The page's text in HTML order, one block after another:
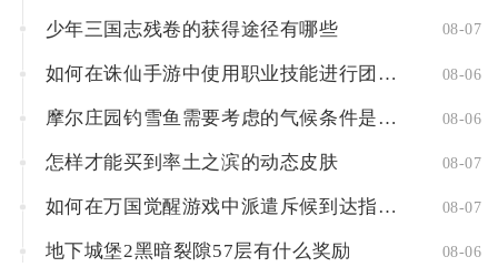
少年三国志残卷的获得途径有哪些 08-07
如何在诛仙手游中使用职业技能进行团队配合 08-06
摩尔庄园钓雪鱼需要考虑的气候条件是什么 08-06
怎样才能买到率土之滨的动态皮肤 08-07
如何在万国觉醒游戏中派遣斥候到达指定地点 08-07
地下城堡2黑暗裂隙57层有什么奖励 08-06